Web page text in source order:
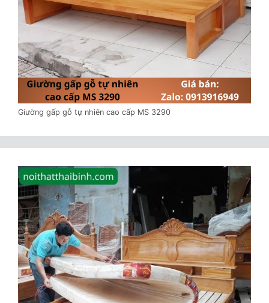
Giường gấp gỗ tự nhiên cao cấp MS 3290